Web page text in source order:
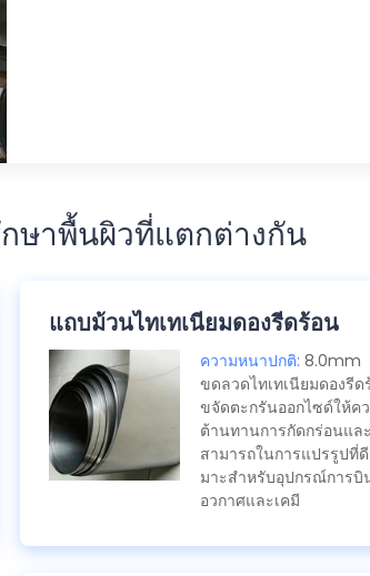
ษาพื้นผิวที่แตกต่างกัน
แถบม้วนไทเทเนียมดองรีดร้อน
ความหนาปกติ: 8.0mm
ขดลวดไทเทเนียมดองรีด
ขจัดตะกรันออกไซด์ให้ค
ต้านทานการกัดกร่อนแล
สามารถในการแปรรูปที่ดี
มาะสําหรับอุปกรณ์การบิ
อวกาศและเคมี